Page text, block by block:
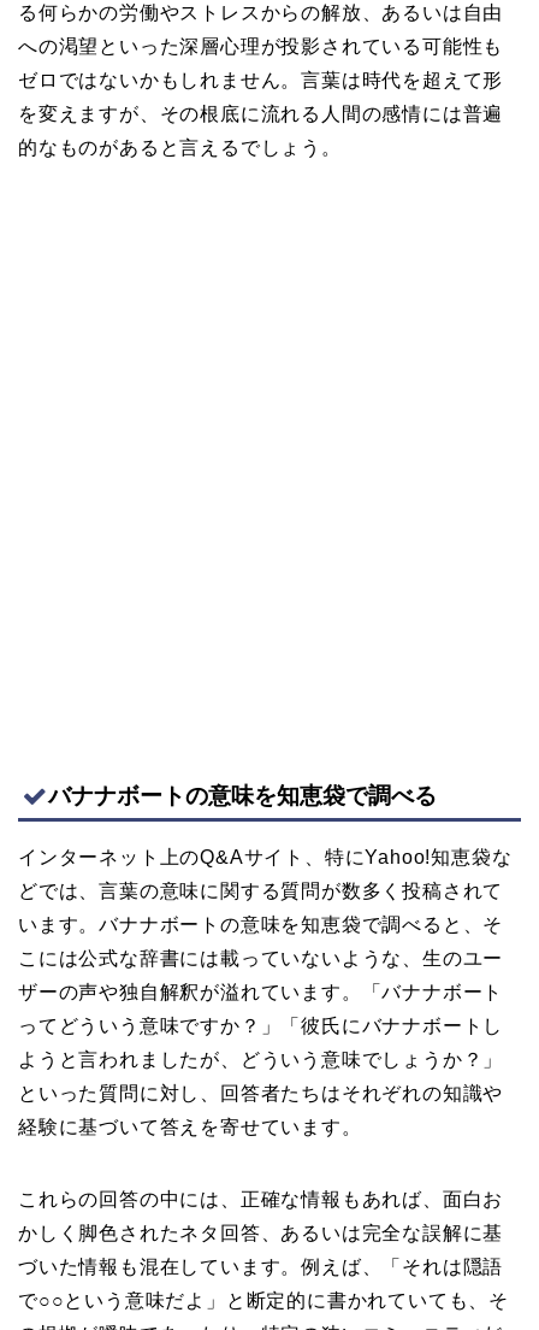
る何らかの労働やストレスからの解放、あるいは自由
への渇望といった深層心理が投影されている可能性も
ゼロではないかもしれません。言葉は時代を超えて形
を変えますが、その根底に流れる人間の感情には普遍
的なものがあると言えるでしょう。
バナナボートの意味を知恵袋で調べる
インターネット上のQ&Aサイト、特にYahoo!知恵袋な
どでは、言葉の意味に関する質問が数多く投稿されて
います。バナナボートの意味を知恵袋で調べると、そ
こには公式な辞書には載っていないような、生のユー
ザーの声や独自解釈が溢れています。「バナナボート
ってどういう意味ですか？」「彼氏にバナナボートし
ようと言われましたが、どういう意味でしょうか？」
といった質問に対し、回答者たちはそれぞれの知識や
経験に基づいて答えを寄せています。
これらの回答の中には、正確な情報もあれば、面白お
かしく脚色されたネタ回答、あるいは完全な誤解に基
づいた情報も混在しています。例えば、「それは隠語
で○○という意味だよ」と断定的に書かれていても、そ